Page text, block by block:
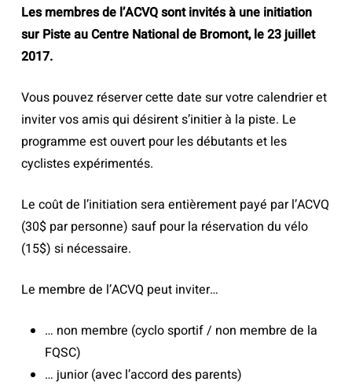
Les membres de l’ACVQ sont invités à une initiation
sur Piste au Centre National de Bromont, le 23 juillet
2017.
Vous pouvez réserver cette date sur votre calendrier et
inviter vos amis qui désirent s’initier à la piste. Le
programme est ouvert pour les débutants et les
cyclistes expérimentés.
Le coût de l’initiation sera entièrement payé par l’ACVQ
(30$ par personne) sauf pour la réservation du vélo
(15$) si nécessaire.
Le membre de l’ACVQ peut inviter…
… non membre (cyclo sportif / non membre de la
FQSC)
… junior (avec l’accord des parents)